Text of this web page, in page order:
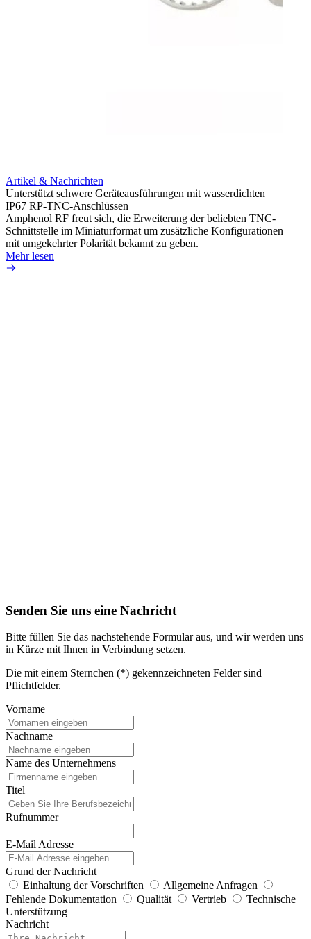
Artikel & Nachrichten
Unterstützt schwere Geräteausführungen mit wasserdichten
IP67 RP-TNC-Anschlüssen
Amphenol RF freut sich, die Erweiterung der beliebten TNC-
Schnittstelle im Miniaturformat um zusätzliche Konfigurationen
mit umgekehrter Polarität bekannt zu geben.
Mehr lesen
Senden Sie uns eine Nachricht
Bitte füllen Sie das nachstehende Formular aus, und wir werden uns
in Kürze mit Ihnen in Verbindung setzen.
Die mit einem Sternchen (*) gekennzeichneten Felder sind
Pflichtfelder.
Vorname
Nachname
Name des Unternehmens
Titel
Rufnummer
E-Mail Adresse
Grund der Nachricht
Einhaltung der Vorschriften
Allgemeine Anfragen
Fehlende Dokumentation
Qualität Vertrieb
Technische
Unterstützung
Nachricht